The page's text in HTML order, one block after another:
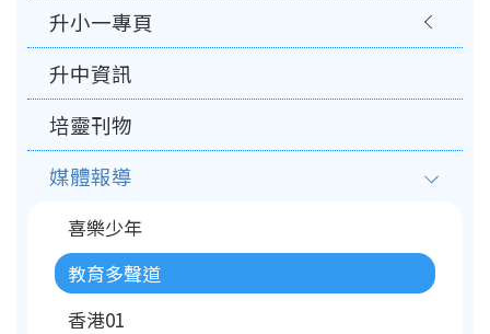
升小一專頁
升中資訊
培靈刊物
媒體報導
喜樂少年
教育多聲道
香港01